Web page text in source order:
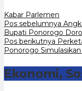
Kabar Parlemen
Navigasi
pos
Pos sebelumnya
Bupati Ponorogo
Pos berikutnya
Ponorogo
Ekonomi,